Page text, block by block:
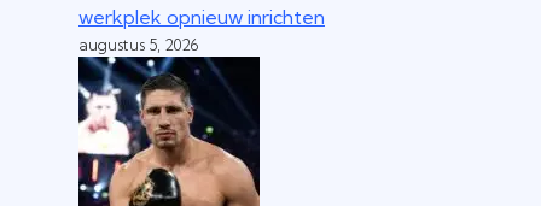
werkplek opnieuw inrichten
augustus 5, 2026